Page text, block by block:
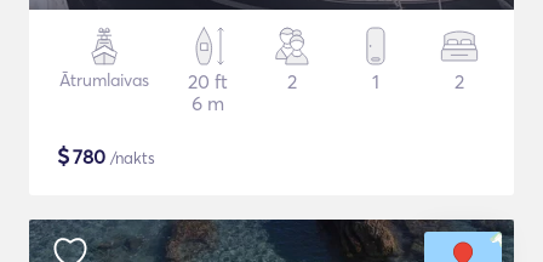
Ātrumlaivas
20 ft
6 m
2 1 2
$780 /nakts